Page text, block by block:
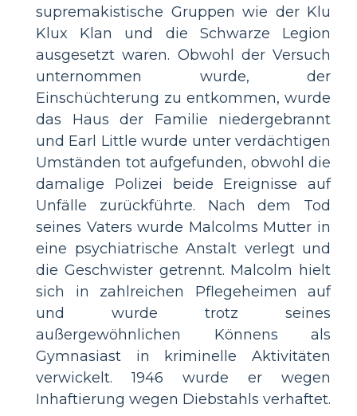
supremakistische Gruppen wie der Klu
Klux Klan und die Schwarze Legion
ausgesetzt waren. Obwohl der Versuch
unternommen wurde, der
Einschüchterung zu entkommen, wurde
das Haus der Familie niedergebrannt
und Earl Little wurde unter verdächtigen
Umständen tot aufgefunden, obwohl die
damalige Polizei beide Ereignisse auf
Unfälle zurückführte. Nach dem Tod
seines Vaters wurde Malcolms Mutter in
eine psychiatrische Anstalt verlegt und
die Geschwister getrennt. Malcolm hielt
sich in zahlreichen Pflegeheimen auf
und wurde trotz seines
außergewöhnlichen Könnens als
Gymnasiast in kriminelle Aktivitäten
verwickelt. 1946 wurde er wegen
Inhaftierung wegen Diebstahls verhaftet.